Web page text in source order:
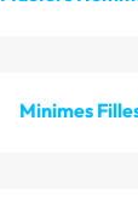
Minimes